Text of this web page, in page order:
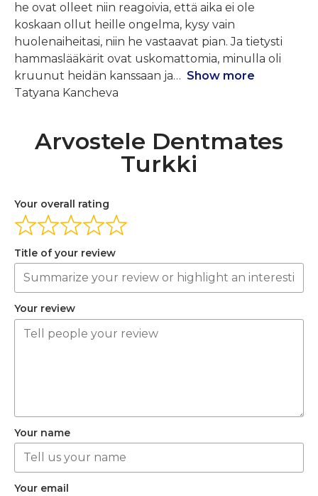
he ovat olleet niin reagoivia, että aika ei ole
koskaan ollut heille ongelma, kysy vain
huolenaiheitasi, niin he vastaavat pian. Ja tietysti
hammaslääkärit ovat uskomattomia, minulla oli
kruunut heidän kanssaan ja
Show more
Tatyana Kancheva
Arvostele Dentmates
Turkki
Your overall rating
Title of your review
Your review
Your name
Your email